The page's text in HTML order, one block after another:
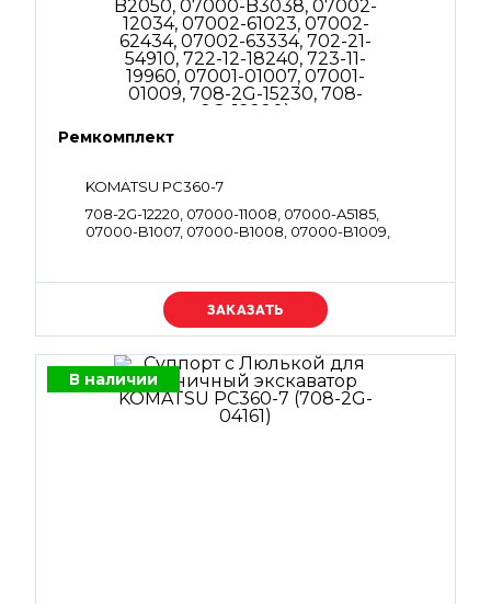
Ремкомплект
KOMATSU PC360-7
708-2G-12220, 07000-11008, 07000-A5185,
07000-B1007, 07000-B1008, 07000-B1009,
07002-62434, 07002-63334, 702-21-54910, 722-12-
18240, 723-11-19960, 07001-01007, 07001-01009,
708-2G-15230, 708-2G-12220
Уточняйте цену
В наличии